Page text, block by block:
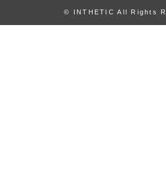
© INTHETIC All Rights